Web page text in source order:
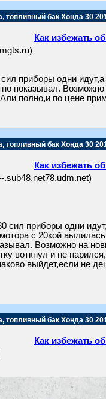
топливный бак Хонда 30
Как избежать
приборы одни
показывал.
полно,и по цене
топливный бак Хонда 30
Как избежать
сил приборы одни
с 20кой
Возможно на
воткнул и не
выйдет,если не
топливный бак Хонда 30
Как избежать